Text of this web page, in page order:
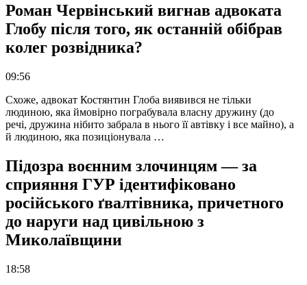
Роман Червінський вигнав адвоката
Глобу після того, як останній обібрав
колег розвідника?
09:56
Схоже, адвокат Костянтин Глоба виявився не тільки
людиною, яка ймовірно пограбувала власну дружину (до
речі, дружина нібито забрала в нього її автівку і все майно), а
й людиною, яка позиціонувала …
Підозра воєнним злочинцям — за
сприяння ГУР ідентифіковано
російського ґвалтівника, причетного
до наруги над цивільною з
Миколаївщини
18:58